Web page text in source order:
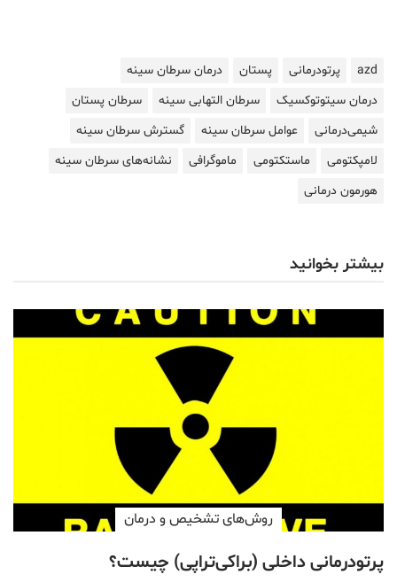
azd پرتودرمانی پستان
درمان سرطان سینه
درمان سیتوتوکسیک
سرطان التهابی سینه
سرطان پستان
شیمی‌درمانی
عوامل سرطان سینه
گسترش سرطان سینه
لامپکتومی
ماستکتومی ماموگرافی
نشانه‌های سرطان سینه
هورمون درمانی
بیشتر بخوانید
روش‌های تشخیص و درمان
پرتودرمانی داخلی (براکی‌تراپی) چیست؟